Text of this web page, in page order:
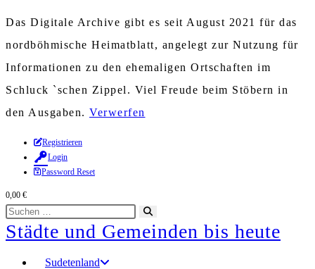
Das Digitale Archive gibt es seit August 2021 für das
nordböhmische Heimatblatt, angelegt zur Nutzung für
Informationen zu den ehemaligen Ortschaften im
Schluck `schen Zippel. Viel Freude beim Stöbern in
den Ausgaben. Verwerfen
Zum
Inhalt
springen
Registrieren
Login
Password Reset
0,00 €
Diese
Website
durchsuchen
starten
Städte und Gemeinden bis heute
Sudetenland